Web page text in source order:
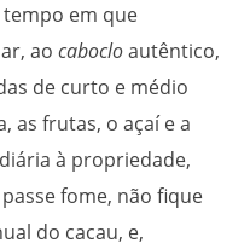
em que
aocabocloautêntico,
de curto e médio
as frutas, o açaí e a
à propriedade,
fome, não fique
do cacau, e,